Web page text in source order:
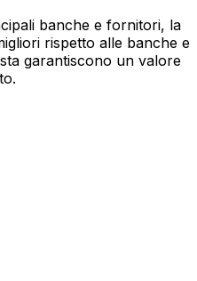
banche e fornitori, la
rispetto alle banche e
garantiscono un valore